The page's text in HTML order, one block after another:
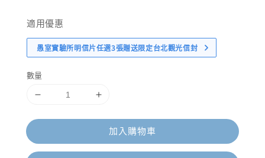
適用優惠
愚室實驗所明信片任選3張贈送限定台北觀光信封
數量
加入購物車